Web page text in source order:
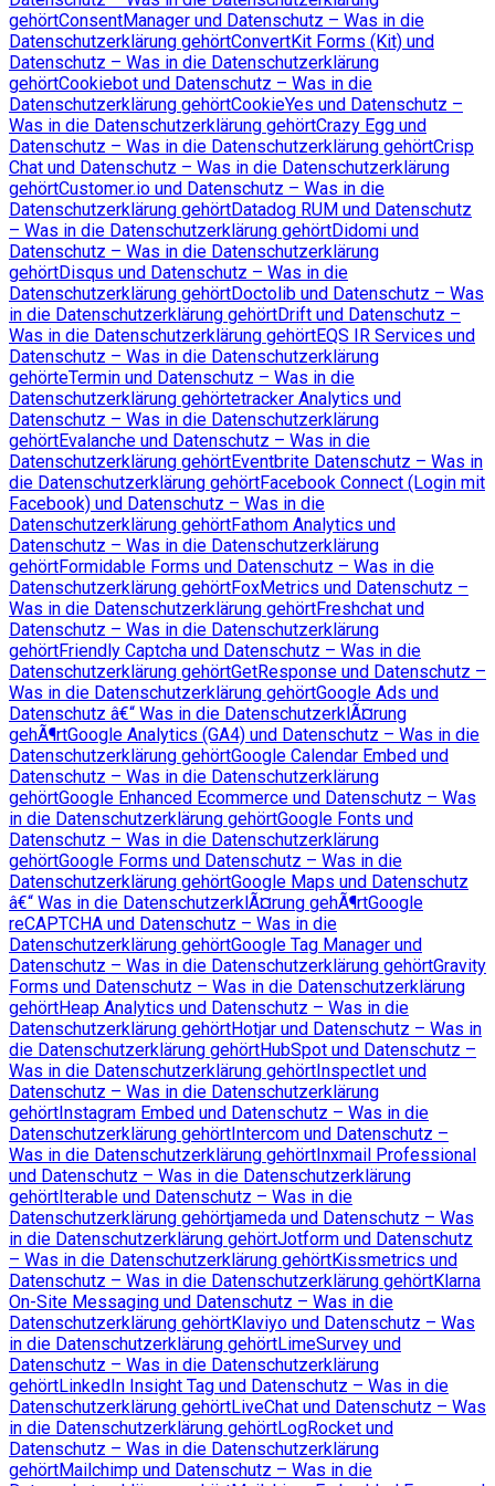
gehörtConsentManager und Datenschutz – Was in die
Datenschutzerklärung gehörtConvertKit Forms (Kit) und
Datenschutz – Was in die Datenschutzerklärung
gehörtCookiebot und Datenschutz – Was in die
Datenschutzerklärung gehörtCookieYes und Datenschutz –
Was in die Datenschutzerklärung gehörtCrazy Egg und
Datenschutz – Was in die Datenschutzerklärung gehörtCrisp
Chat und Datenschutz – Was in die Datenschutzerklärung
gehörtCustomer.io und Datenschutz – Was in die
Datenschutzerklärung gehörtDatadog RUM und Datenschutz
– Was in die Datenschutzerklärung gehörtDidomi und
Datenschutz – Was in die Datenschutzerklärung
gehörtDisqus und Datenschutz – Was in die
Datenschutzerklärung gehörtDoctolib und Datenschutz – Was
in die Datenschutzerklärung gehörtDrift und Datenschutz –
Was in die Datenschutzerklärung gehörtEQS IR Services und
Datenschutz – Was in die Datenschutzerklärung
gehörteTermin und Datenschutz – Was in die
Datenschutzerklärung gehörtetracker Analytics und
Datenschutz – Was in die Datenschutzerklärung
gehörtEvalanche und Datenschutz – Was in die
Datenschutzerklärung gehörtEventbrite Datenschutz – Was in
die Datenschutzerklärung gehörtFacebook Connect (Login mit
Facebook) und Datenschutz – Was in die
Datenschutzerklärung gehörtFathom Analytics und
Datenschutz – Was in die Datenschutzerklärung
gehörtFormidable Forms und Datenschutz – Was in die
Datenschutzerklärung gehörtFoxMetrics und Datenschutz –
Was in die Datenschutzerklärung gehörtFreshchat und
Datenschutz – Was in die Datenschutzerklärung
gehörtFriendly Captcha und Datenschutz – Was in die
Datenschutzerklärung gehörtGetResponse und Datenschutz –
Was in die Datenschutzerklärung gehörtGoogle Ads und
Datenschutz â€“ Was in die DatenschutzerklÃ¤rung
gehÃ¶rtGoogle Analytics (GA4) und Datenschutz – Was in die
Datenschutzerklärung gehörtGoogle Calendar Embed und
Datenschutz – Was in die Datenschutzerklärung
gehörtGoogle Enhanced Ecommerce und Datenschutz – Was
in die Datenschutzerklärung gehörtGoogle Fonts und
Datenschutz – Was in die Datenschutzerklärung
gehörtGoogle Forms und Datenschutz – Was in die
Datenschutzerklärung gehörtGoogle Maps und Datenschutz
â€“ Was in die DatenschutzerklÃ¤rung gehÃ¶rtGoogle
reCAPTCHA und Datenschutz – Was in die
Datenschutzerklärung gehörtGoogle Tag Manager und
Datenschutz – Was in die Datenschutzerklärung gehörtGravity
Forms und Datenschutz – Was in die Datenschutzerklärung
gehörtHeap Analytics und Datenschutz – Was in die
Datenschutzerklärung gehörtHotjar und Datenschutz – Was in
die Datenschutzerklärung gehörtHubSpot und Datenschutz –
Was in die Datenschutzerklärung gehörtInspectlet und
Datenschutz – Was in die Datenschutzerklärung
gehörtInstagram Embed und Datenschutz – Was in die
Datenschutzerklärung gehörtIntercom und Datenschutz –
Was in die Datenschutzerklärung gehörtInxmail Professional
und Datenschutz – Was in die Datenschutzerklärung
gehörtIterable und Datenschutz – Was in die
Datenschutzerklärung gehörtjameda und Datenschutz – Was
in die Datenschutzerklärung gehörtJotform und Datenschutz
– Was in die Datenschutzerklärung gehörtKissmetrics und
Datenschutz – Was in die Datenschutzerklärung gehörtKlarna
On-Site Messaging und Datenschutz – Was in die
Datenschutzerklärung gehörtKlaviyo und Datenschutz – Was
in die Datenschutzerklärung gehörtLimeSurvey und
Datenschutz – Was in die Datenschutzerklärung
gehörtLinkedIn Insight Tag und Datenschutz – Was in die
Datenschutzerklärung gehörtLiveChat und Datenschutz – Was
in die Datenschutzerklärung gehörtLogRocket und
Datenschutz – Was in die Datenschutzerklärung
gehörtMailchimp und Datenschutz – Was in die